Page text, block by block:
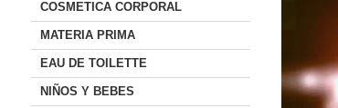
COSMETICA CORPORAL
MATERIA PRIMA
EAU DE TOILETTE
NIÑOS Y BEBES